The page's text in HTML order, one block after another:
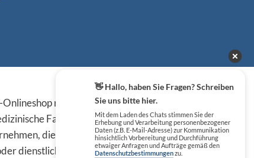
richten sich
Fachkreise,
die die
dienstlichen Tätigkeit
Sicher einkaufen
👋 Hallo, haben Sie Fragen? Schreiben
Sie uns bitte hier.
Mit dem Laden des Chats stimmen Sie der
Erhebung und Verarbeitung personenbezogener
Daten (z.B. E-Mail-Adresse) zur Kommunikation
hinsichtlich Vorbereitung und Durchführung
etwaiger Anfragen und Aufträge gemäß den
Datenschutzbestimmungenzu.